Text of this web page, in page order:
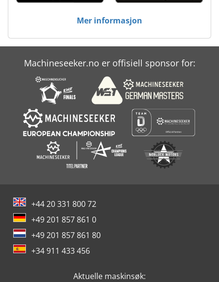
Mer informasjon
Machineseeker.no er offisiell sponsor for:
+44 20 331 800 72
+49 201 857 861 0
+49 201 857 861 80
+34 911 433 456
Aktuelle maskinsøk: